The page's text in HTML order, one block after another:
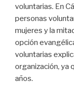
voluntarias. En
personas
mujeres y la
opción
voluntarias
organización, ya
años.